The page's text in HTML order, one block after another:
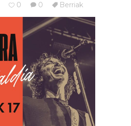
0 0 Berriak